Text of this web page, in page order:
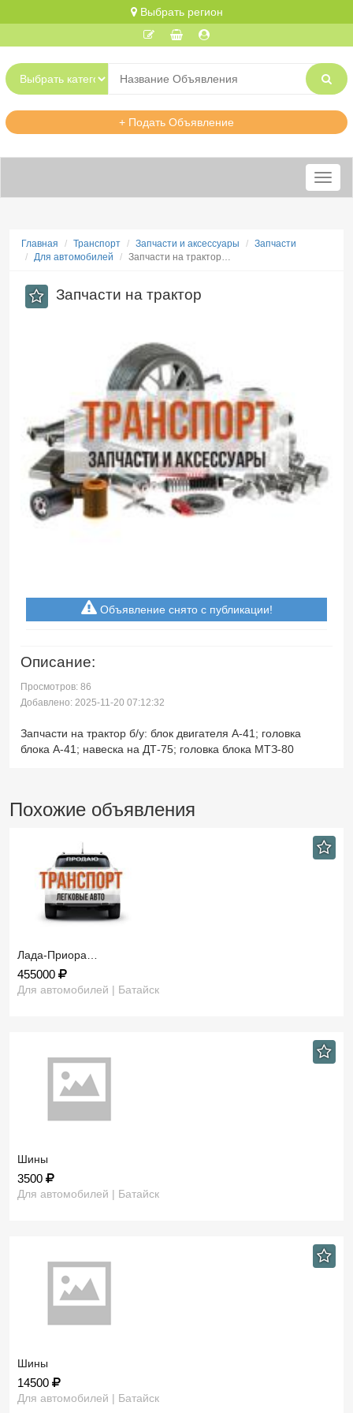
Выбрать регион
+ Подать Объявление
Меню
Главная Транспорт Запчасти и аксессуары
Запчасти
Для автомобилей
Запчасти на трактор…
Запчасти на трактор
Объявление снято с публикации!
Описание:
Просмотров: 86
Добавлено: 2025-11-20 07:12:32
Запчасти на трактор б/у: блок двигателя А-41; головка
блока А-41; навеска на ДТ-75; головка блока МТЗ-80
Похожие объявления
Лада-Приора…
455000
Для автомобилей | Батайск
Шины
3500
Для автомобилей | Батайск
Шины
14500
Для автомобилей | Батайск